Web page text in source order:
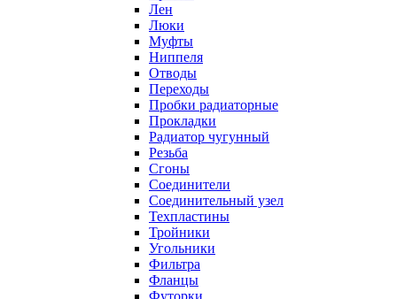
Лен
Люки
Муфты
Ниппеля
Отводы
Переходы
Пробки радиаторные
Прокладки
Радиатор чугунный
Резьба
Сгоны
Соединители
Соединительный узел
Техпластины
Тройники
Угольники
Фильтра
Фланцы